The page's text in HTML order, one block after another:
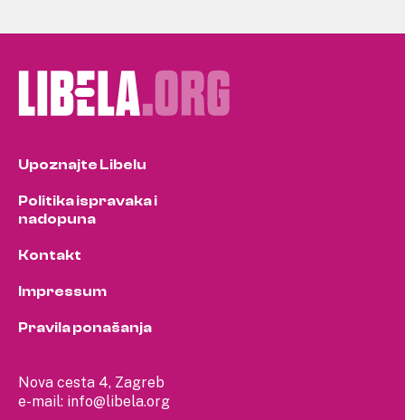
Nova cesta 4, Zagreb
e-mail: info@libela.org
Upoznajte Libelu
Politika ispravaka i
nadopuna
Kontakt
Impressum
Pravila ponašanja